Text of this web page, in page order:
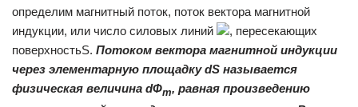
определим магнитный поток, поток вектора магнитной
индукции, или число силовых линий
, пересекающих
поверхностьS. Потоком вектора магнитной индукции
через элементарную площадку dS называется
физическая величина dФm, равная произведению